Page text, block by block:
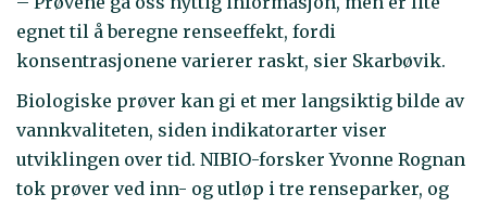
egnet til å beregne renseeffekt, fordi
konsentrasjonene varierer raskt, sier Skarbøvik.
Biologiske prøver kan gi et mer langsiktig bilde av
vannkvaliteten, siden indikatorarter viser
utviklingen over tid. NIBIO-forsker Yvonne Rognan
tok prøver ved inn- og utløp i tre renseparker, og